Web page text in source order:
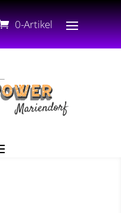
0-Artikel